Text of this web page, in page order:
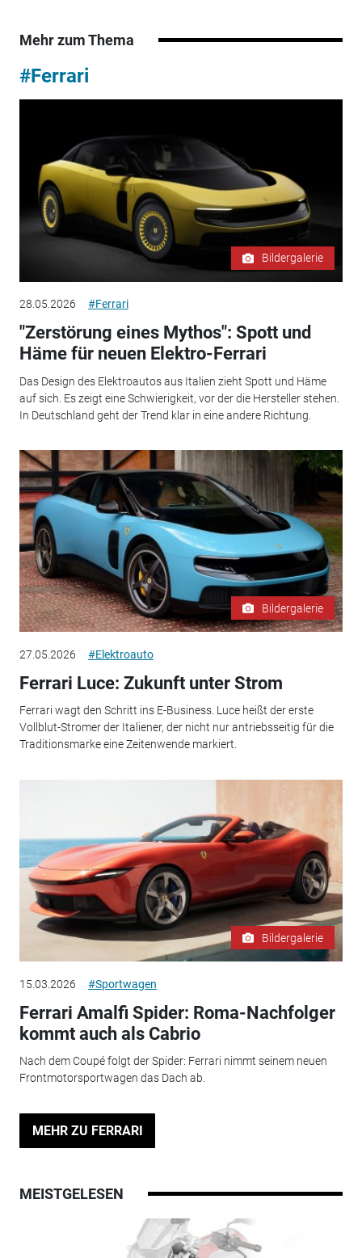
Mehr zum Thema
#Ferrari
Bildergalerie
28.05.2026 #Ferrari
"Zerstörung eines Mythos": Spott und
Häme für neuen Elektro-Ferrari
Das Design des Elektroautos aus Italien zieht Spott und Häme
auf sich. Es zeigt eine Schwierigkeit, vor der die Hersteller stehen.
In Deutschland geht der Trend klar in eine andere Richtung.
Bildergalerie
27.05.2026 #Elektroauto
Ferrari Luce: Zukunft unter Strom
Ferrari wagt den Schritt ins E-Business. Luce heißt der erste
Vollblut-Stromer der Italiener, der nicht nur antriebsseitig für die
Traditionsmarke eine Zeitenwende markiert.
Bildergalerie
15.03.2026 #Sportwagen
Ferrari Amalfi Spider: Roma-Nachfolger
kommt auch als Cabrio
Nach dem Coupé folgt der Spider: Ferrari nimmt seinem neuen
Frontmotorsportwagen das Dach ab.
MEHR ZU FERRARI
MEISTGELESEN